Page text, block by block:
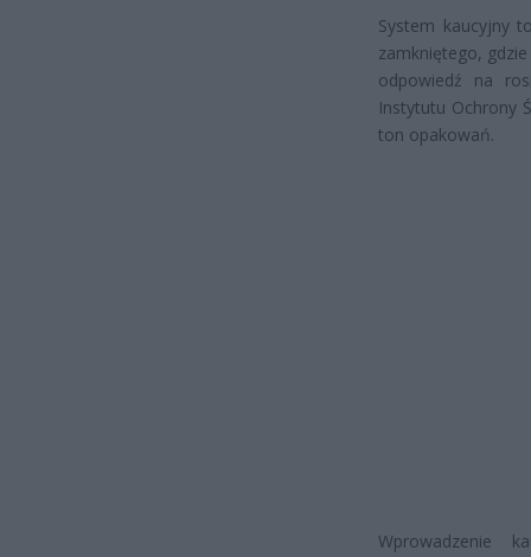
System kaucyjny
zamkniętego,
odpowiedź na
Instytutu Ochrony
ton opakowań.
Wprowadzenie